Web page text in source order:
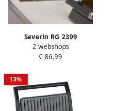
Severin RG 2399
Contactgrill 1.800 W 5
Automatische programma's
2 webshops
€ 86,99
13%